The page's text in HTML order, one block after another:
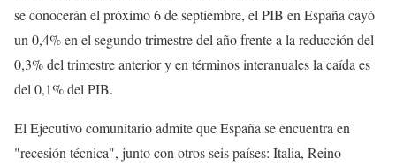
se conocerán el próximo 6 de septiembre, el PIB en España cayó
un 0,4% en el segundo trimestre del año frente a la reducción del
0,3% del trimestre anterior y en términos interanuales la caída es
del 0,1% del PIB.
El Ejecutivo comunitario admite que España se encuentra en
"recesión técnica", junto con otros seis países: Italia, Reino